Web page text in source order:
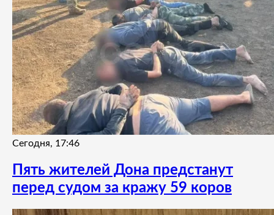
Сегодня, 17:46
Пять жителей Дона предстанут
перед судом за кражу 59 коров